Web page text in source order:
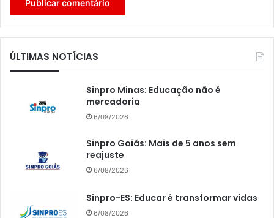
ÚLTIMAS NOTÍCIAS
Sinpro Minas: Educação não é
mercadoria
6/08/2026
Sinpro Goiás: Mais de 5 anos sem
reajuste
6/08/2026
Sinpro-ES: Educar é transformar vidas
6/08/2026